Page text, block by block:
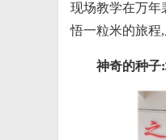
现场教学在万年
悟一粒米的旅程
神奇的种子: